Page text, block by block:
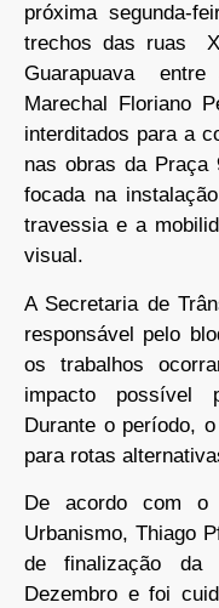
próxima segunda-
trechos das ruas
Guarapuava entre
Marechal Floriano
interditados para a
nas obras da Praça
focada na
travessia e a
visual.
A Secretaria de
responsável pelo
os trabalhos
impacto possível
Durante o período,
para rotas
De acordo com o
Urbanismo, Thiago
de finalização da
Dezembro e foi